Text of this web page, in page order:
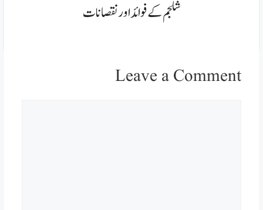
شلجم کے فوائد اور نقصانات
Leave a Comment